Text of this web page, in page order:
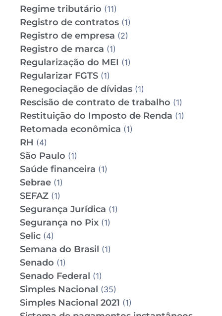
Regime tributário (11)
Registro de contratos (1)
Registro de empresa (2)
Registro de marca (1)
Regularização do MEI (1)
Regularizar FGTS (1)
Renegociação de dívidas (1)
Rescisão de contrato de trabalho (1)
Restituição do Imposto de Renda (1)
Retomada econômica (1)
RH (4)
São Paulo (1)
Saúde financeira (1)
Sebrae (1)
SEFAZ (1)
Segurança Jurídica (1)
Segurança no Pix (1)
Selic (4)
Semana do Brasil (1)
Senado (1)
Senado Federal (1)
Simples Nacional (35)
Simples Nacional 2021 (1)